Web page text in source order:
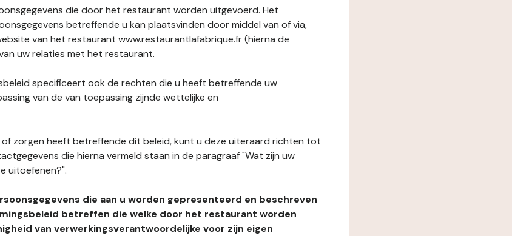
die door het restaurant worden uitgevoerd. Het
betreffende u kan plaatsvinden door middel van of via,
van het restaurant www.restaurantlafabrique.fr (hierna de
uw relaties met het restaurant.
specificeert ook de rechten die u heeft betreffende uw
van de van toepassing zijnde wettelijke en
of zorgen heeft betreffende dit beleid, kunt u deze uiteraard richten tot
die hierna vermeld staan in de paragraaf "Wat zijn uw
uitoefenen?".
die aan u worden gepresenteerd en beschreven
betreffen die welke door het restaurant worden
van verwerkingsverantwoordelijke voor zijn eigen